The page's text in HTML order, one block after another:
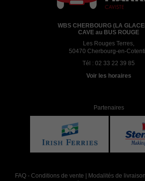
WBS CHERBOURG (LA
CAVE au BUS ROUGE
Les Rouges Terres,
50470 Cherbourg-en-
Tél : 02 33 22 39 85
Voir les horaires
Partenaires
FAQ - Conditions de vente Modalités de livraison